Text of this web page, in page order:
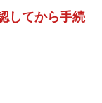
してから手続